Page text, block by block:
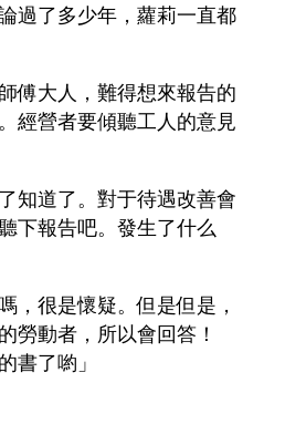
過了多少年，蘿莉一直都
傅大人，難得想來報告的
經營者要傾聽工人的意見
知道了。對于待遇改善會
下報告吧。發生了什么
，很是懷疑。但是但是，
勞動者，所以會回答！
了喲」